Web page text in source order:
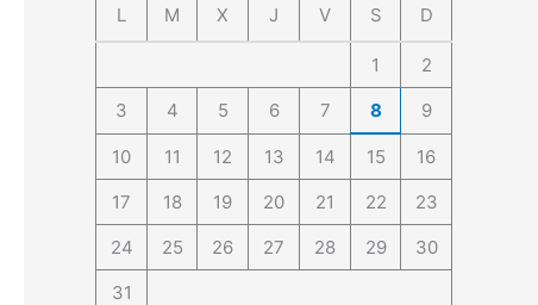
L M X J V S D
1
2
3
4 5 6 7 8 9
10 11 12 13 14 15
16
17
18 19 20 21 22
23
24
25 26 27 28 29
30
31